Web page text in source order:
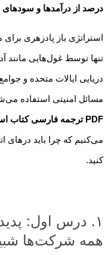
درصد از درآمدها و
استراتژی باز پادزهری
تنها توسط غول‌هایی مانند
مسائل امنیتی استفاده
PDF ترجمه فارسی کتاب استراتژی باز
می‌کنیم که چرا باید درهای
کنید.
۱. درس اول:
همه شرکت‌ها